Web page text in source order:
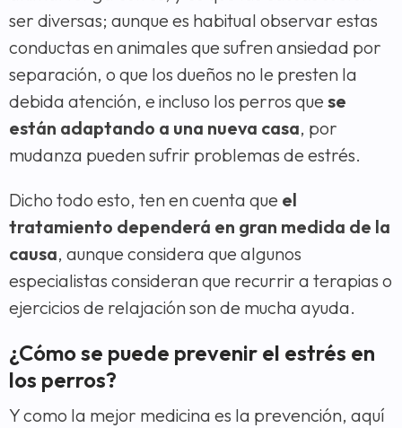
ser diversas; aunque es habitual observar estas
conductas en animales que sufren ansiedad por
separación, o que los dueños no le presten la
debida atención, e incluso los perros que se
están adaptando a una nueva casa, por
mudanza pueden sufrir problemas de estrés.
Dicho todo esto, ten en cuenta que el
tratamiento dependerá en gran medida de la
causa, aunque considera que algunos
especialistas consideran que recurrir a terapias o
ejercicios de relajación son de mucha ayuda.
¿Cómo se puede prevenir el estrés en
los perros?
Y como la mejor medicina es la prevención, aquí